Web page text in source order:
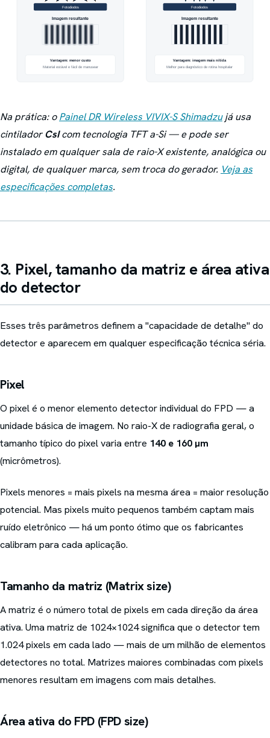
Na prática: oPainel DR Wireless VIVIX-S Shimadzujá usa
cintiladorCsIcom tecnologia TFT a-Si — e pode ser
instalado em qualquer sala de raio-X existente, analógica ou
digital, de qualquer marca, sem troca do gerador. Veja as
especificações completas.
3. Pixel, tamanho da matriz e área ativa
do detector
Esses três parâmetros definem a "capacidade de detalhe" do
detector e aparecem em qualquer especificação técnica séria.
Pixel
O pixel é o menor elemento detector individual do FPD — a
unidade básica de imagem. No raio-X de radiografia geral, o
tamanho típico do pixel varia entre 140 e 160 µm
(micrômetros).
Pixels menores = mais pixels na mesma área = maior resolução
potencial. Mas pixels muito pequenos também captam mais
ruído eletrônico — há um ponto ótimo que os fabricantes
calibram para cada aplicação.
Tamanho da matriz (Matrix size)
A matriz é o número total de pixels em cada direção da área
ativa. Uma matriz de 1024×1024 significa que o detector tem
1.024 pixels em cada lado — mais de um milhão de elementos
detectores no total. Matrizes maiores combinadas com pixels
menores resultam em imagens com mais detalhes.
Área ativa do FPD (FPD size)